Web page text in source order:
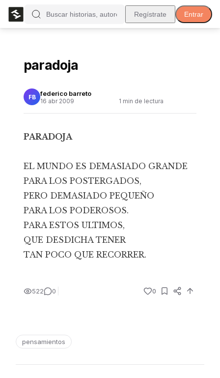
Regístrate Entrar
paradoja
FB federico barreto
16 abr 2009 1 min de lectura
PARADOJA
EL MUNDO ES DEMASIADO GRANDE
PARA LOS POSTERGADOS,
PERO DEMASIADO PEQUEÑO
PARA LOS PODEROSOS.
PARA ESTOS ULTIMOS,
QUE DESDICHA TENER
TAN POCO QUE RECORRER.
522 0 0
pensamientos